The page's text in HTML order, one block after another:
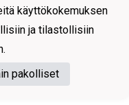
käyttökokemuksen
ja tilastollisiin
pakolliset